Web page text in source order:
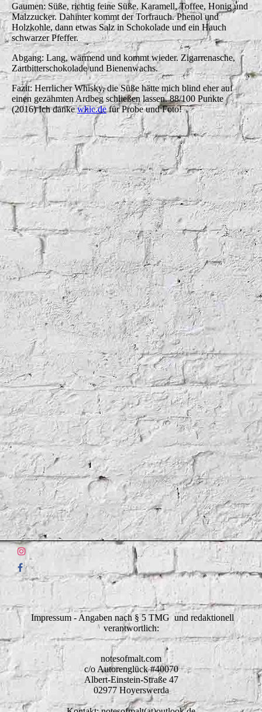
Gaumen: Süße, richtig feine Süße. Karamell, Toffee, Honig und
Malzzucker. Dahinter kommt der Torfrauch. Phenol und
Holzkohle, dann etwas Salz in Schokolade und ein Hauch
schwarzer Pfeffer.
Abgang: Lang, wärmend und kommt wieder. Zigarrenasche,
Zartbitterschokolade und Bienenwachs.
Fazit: Herrlicher Whisky, die Süße hätte mich blind eher auf
einen gezähmten Ardbeg schließen lassen.88/100 Punkte
(2016)Ich dankewhic.defür Probe und Foto!
Impressum - Angaben nach § 5 TMG und redaktionell
verantwortlich:
notesofmalt.com
c/o Autorenglück #40070
Albert-Einstein-Straße 47
02977 Hoyerswerda